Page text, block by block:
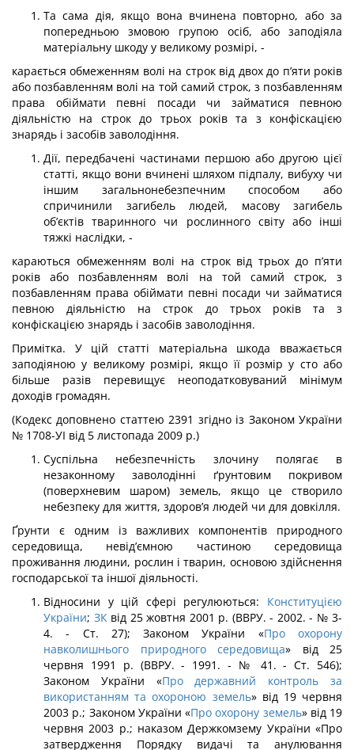
Та сама дія, якщо вона вчинена повторно, або за
попередньою змовою групою осіб, або заподіяла
матеріальну шкоду у великому розмірі, -
карається обмеженням волі на строк від двох до п’яти років
або позбавленням волі на той самий строк, з позбавленням
права обіймати певні посади чи займатися певною
діяльністю на строк до трьох років та з конфіскацією
знарядь і засобів заволодіння.
Дії, передбачені частинами першою або другою цієї
статті, якщо вони вчинені шляхом підпалу, вибуху чи
іншим загальнонебезпечним способом або
спричинили загибель людей, масову загибель
об’єктів тваринного чи рослинного світу або інші
тяжкі наслідки, -
караються обмеженням волі на строк від трьох до п’яти
років або позбавленням волі на той самий строк, з
позбавленням права обіймати певні посади чи займатися
певною діяльністю на строк до трьох років та з
конфіскацією знарядь і засобів заволодіння.
Примітка. У цій статті матеріальна шкода вважається
заподіяною у вели­кому розмірі, якщо її розмір у сто або
більше разів перевищує неоподатковуваний мінімум
доходів громадян.
(Кодекс доповнено статтею 2391 згідно із Законом України
№ 1708-УІ від 5 листопада 2009 р.)
Суспільна небезпечність злочину полягає в
незаконному заволодінні ґрунтовим покривом
(поверхневим шаром) земель, якщо це створило
небезпеку для життя, здоров’я людей чи для довкілля.
Ґрунти є одним із важливих компонентів природного
середовища, невід’ємною частиною середовища
проживання людини, рослин і тварин, основою здійснення
господарської та іншої діяльності.
Відносини у цій сфері регулюються: Конституцією
України; ЗКвід 25 жовтня 2001 р. (ВВРУ. - 2002. - № 3-
4. - Ст. 27); Законом України «Про охорону
навколишнього природного середовища» від 25
червня 1991 р. (ВВРУ. - 1991. - № 41. - Ст. 546);
Законом України «Про державний контроль за
використанням та охороною земель» від 19 червня
2003 р.; Законом України «Про охорону земель» від 19
червня 2003 р.; наказом Держкомзему України «Про
затвердження Порядку видачі та анулювання